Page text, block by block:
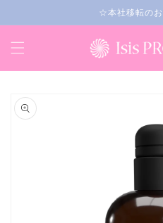
進む
☆本社移転の
報にス
キップ